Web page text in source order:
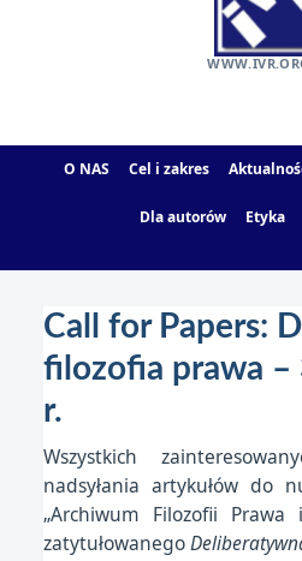
O NAS Cel i zakres
Dla autorów Etyka
Call for Papers:
filozofia prawa –
r.
Wszystkich
nadsyłania artykułów do
„Archiwum Filozofii Prawa
zatytułowanego